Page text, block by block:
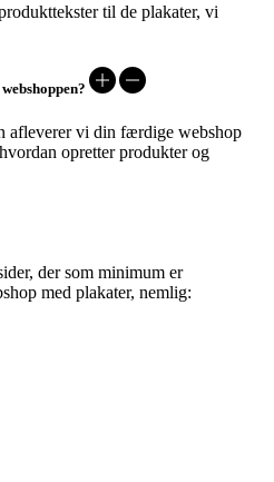
til de plakater, vi
afleverer vi din færdige webshop
opretter produkter og
der som minimum er
med plakater, nemlig: